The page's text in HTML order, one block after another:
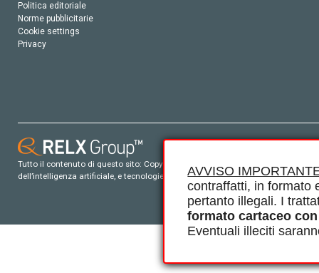
AVVISO
contraffatti, in formato
pertanto illegali. I
formato cartaceo
Eventuali illeciti
Politica editoriale
Norme pubblicitarie
Cookie settings
Privacy
Tutto il contenuto di questo sito: Copyright © 2026 Elsevier, i suoi
dell’intelligenza artificiale, e tecnologie simili. Per tutto il contenuto ‘open